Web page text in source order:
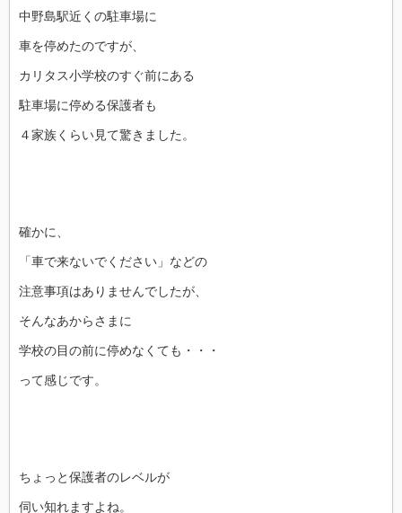
中野島駅近くの駐車場に
車を停めたのですが、
カリタス小学校のすぐ前にある
駐車場に停める保護者も
４家族くらい見て驚きました。
確かに、
「車で来ないでください」などの
注意事項はありませんでしたが、
そんなあからさまに
学校の目の前に停めなくても・・・
って感じです。
ちょっと保護者のレベルが
伺い知れますよね。